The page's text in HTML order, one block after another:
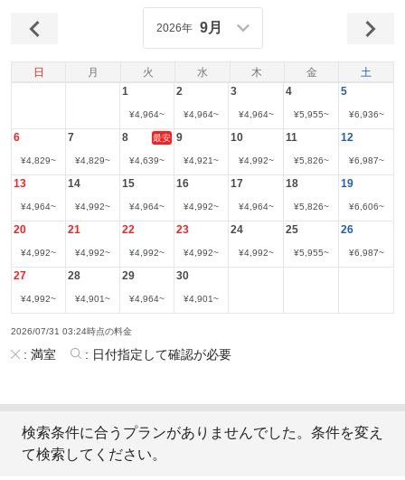
日 月 火 水 木 金 土
2026年 9月
1
¥4,964~
2
¥4,964~
3
¥4,964~
4
¥5,955~
5
¥6,936~
6
¥4,829~
7
¥4,829~
8 最安
¥4,639~
9
¥4,921~
10
¥4,992~
11
¥5,826~
12
¥6,987~
13
¥4,964~
14
¥4,992~
15
¥4,964~
16
¥4,992~
17
¥4,964~
18
¥5,826~
19
¥6,606~
20
¥4,992~
21
¥4,992~
22
¥4,992~
23
¥4,992~
24
¥4,992~
25
¥5,955~
26
¥6,987~
27
¥4,992~
28
¥4,901~
29
¥4,964~
30
¥4,901~
2026/07/31 03:24時点の料金
: 満室 : 日付指定して確認が必要
検索条件に合うプランがありませんでした。条件を変え
て検索してください。